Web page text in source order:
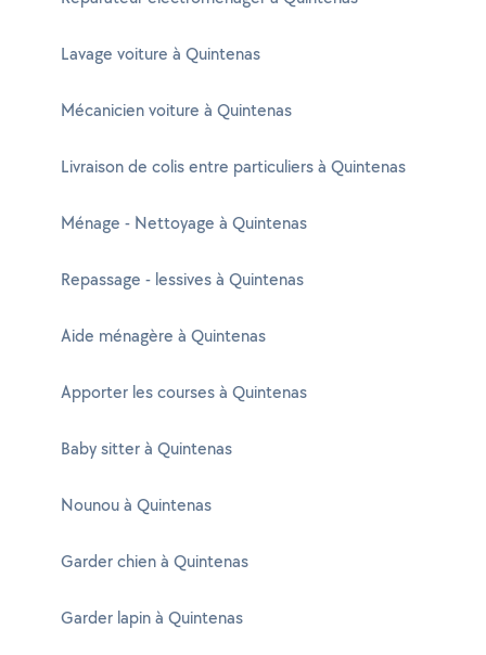
Lavage voiture à Quintenas
Mécanicien voiture à Quintenas
Livraison de colis entre particuliers à Quintenas
Ménage - Nettoyage à Quintenas
Repassage - lessives à Quintenas
Aide ménagère à Quintenas
Apporter les courses à Quintenas
Baby sitter à Quintenas
Nounou à Quintenas
Garder chien à Quintenas
Garder lapin à Quintenas